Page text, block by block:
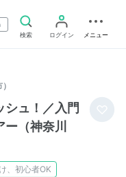
検索
ログイン メニュー
シュ！／入門
（神奈川
、初心者OK